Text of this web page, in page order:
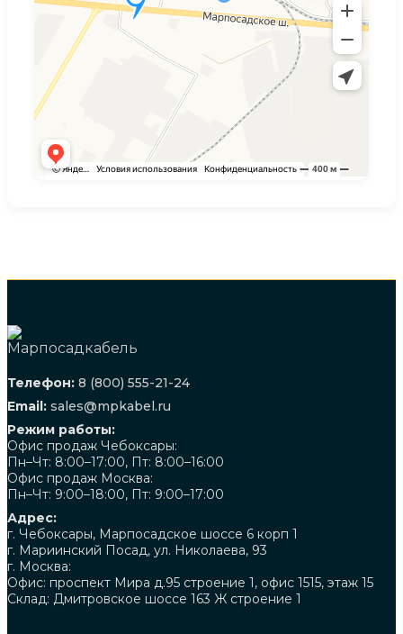
Телефон: 8 (800) 555-21-24
Email: sales@mpkabel.ru
Режим работы:
Офис продаж Чебоксары:
Пн–Чт: 8:00–17:00, Пт: 8:00–16:00
Офис продаж Москва:
Пн–Чт: 9:00–18:00, Пт: 9:00–17:00
Адрес:
г. Чебоксары, Марпосадское шоссе 6 корп 1
г. Мариинский Посад, ул. Николаева, 93
г. Москва:
Офис: проспект Мира д.95 строение 1, офис 1515, этаж 15
Склад: Дмитровское шоссе 163 Ж строение 1